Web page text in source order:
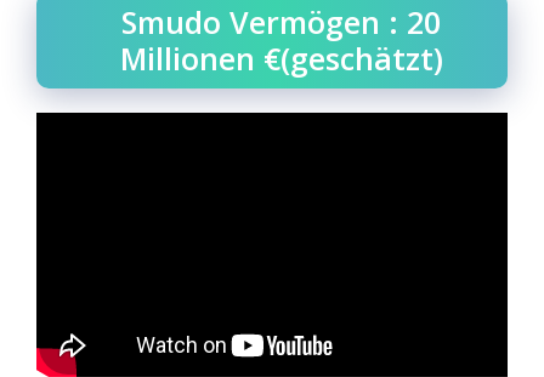
Smudo Vermögen : 20
Millionen €(geschätzt)